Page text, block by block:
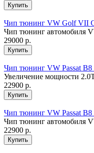
Чип тюнинг VW Golf VII
Чип тюнинг автомобиля
29000 р.
Чип тюнинг VW Passat
Увеличение мощности
22900 р.
Чип тюнинг VW Passat
Чип тюнинг автомобиля
22900 р.